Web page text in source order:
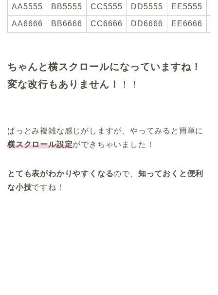
AA5555 BB5555 CC5555 DD5555 EE5555
AA6666 BB6666 CC6666 DD6666 EE6666
ちゃんと横スクロールになっていますね！
変な改行もありません！
！！
ぱっとみ複雑な感じがしますが、やってみると簡単に
横スクロール設定ができちゃいました！
とても表がわかりやすくなるので、 知っておくと便利
な小技ですね！